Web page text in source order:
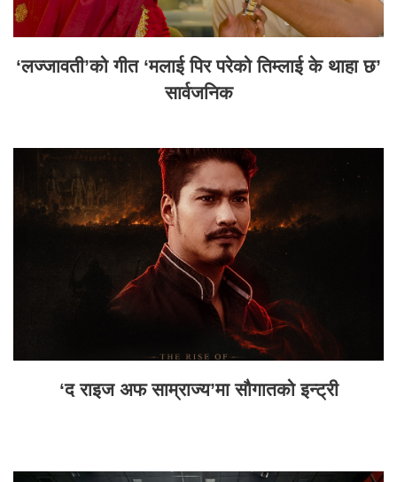
‘लज्जावती’को गीत ‘मलाई पिर परेको तिम्लाई के थाहा छ’
सार्वजनिक
‘द राइज अफ साम्राज्य’मा सौगातको इन्ट्री